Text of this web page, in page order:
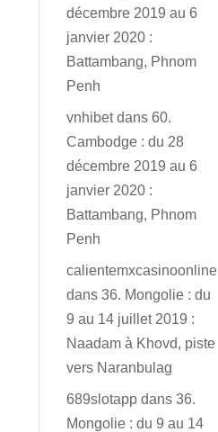
décembre 2019 au 6
janvier 2020 :
Battambang, Phnom
Penh
vnhibetdans60.
Cambodge : du 28
décembre 2019 au 6
janvier 2020 :
Battambang, Phnom
Penh
calientemxcasinoonline
dans36. Mongolie : du
9 au 14 juillet 2019 :
Naadam à Khovd, piste
vers Naranbulag
689slotapp dans36.
Mongolie : du 9 au 14